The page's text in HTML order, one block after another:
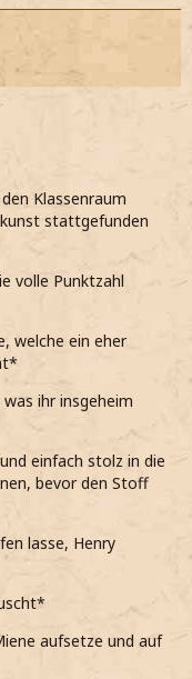
Klassenraum
stattgefunden
volle Punktzahl
welche ein eher
ihr insgeheim
einfach stolz in die
bevor den Stoff
lasse, Henry
aufsetze und auf